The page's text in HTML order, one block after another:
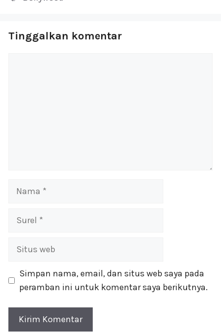
Tinggalkan komentar
Nama
Surel
Situs
Simpan nama, email, dan situs web saya pada
peramban ini untuk komentar saya berikutnya.